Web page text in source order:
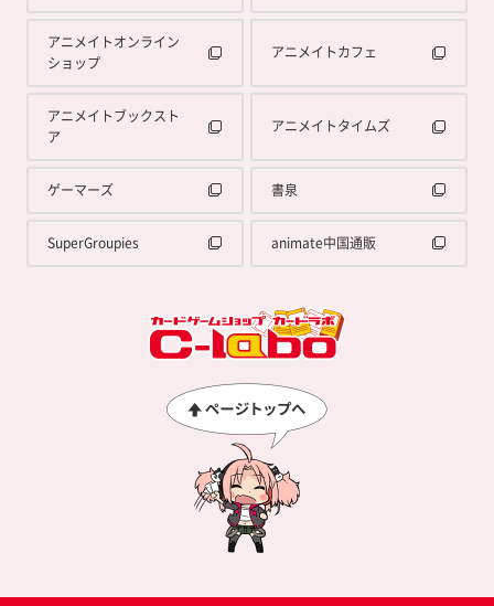
アニメイトオンライン
ショップ
アニメイトカフェ
アニメイトブックスト
ア
アニメイトタイムズ
ゲーマーズ 書泉
SuperGroupies animate中国通販